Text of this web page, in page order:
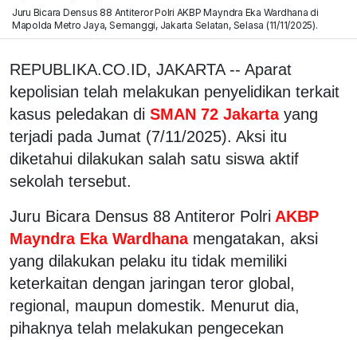
Juru Bicara Densus 88 Antiteror Polri AKBP Mayndra Eka Wardhana di
Mapolda Metro Jaya, Semanggi, Jakarta Selatan, Selasa (11/11/2025).
REPUBLIKA.CO.ID, JAKARTA -- Aparat
kepolisian telah melakukan penyelidikan terkait
kasus peledakan di SMAN 72 Jakarta yang
terjadi pada Jumat (7/11/2025). Aksi itu
diketahui dilakukan salah satu siswa aktif
sekolah tersebut.
Juru Bicara Densus 88 Antiteror Polri AKBP
Mayndra Eka Wardhana mengatakan, aksi
yang dilakukan pelaku itu tidak memiliki
keterkaitan dengan jaringan teror global,
regional, maupun domestik. Menurut dia,
pihaknya telah melakukan pengecekan